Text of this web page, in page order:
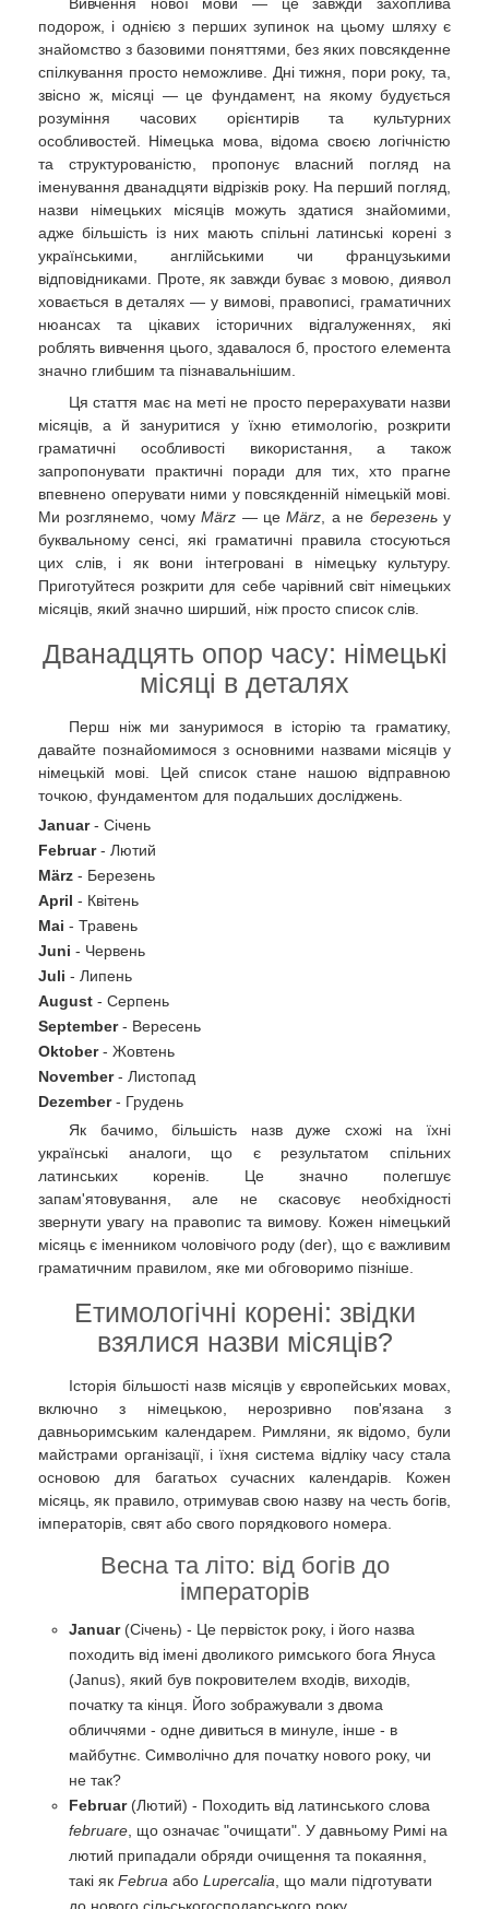
подорож, і однією з перших зупинок на цьому шляху є
знайомство з базовими поняттями, без яких повсякденне
спілкування просто неможливе. Дні тижня, пори року, та,
звісно ж, місяці — це фундамент, на якому будується
розуміння часових орієнтирів та культурних
особливостей. Німецька мова, відома своєю логічністю
та структурованістю, пропонує власний погляд на
іменування дванадцяти відрізків року. На перший погляд,
назви німецьких місяців можуть здатися знайомими,
адже більшість із них мають спільні латинські корені з
українськими, англійськими чи французькими
відповідниками. Проте, як завжди буває з мовою, диявол
ховається в деталях — у вимові, правописі, граматичних
нюансах та цікавих історичних відгалуженнях, які
роблять вивчення цього, здавалося б, простого елемента
значно глибшим та пізнавальнішим.
Ця стаття має на меті не просто перерахувати назви
місяців, а й зануритися у їхню етимологію, розкрити
граматичні особливості використання, а також
запропонувати практичні поради для тих, хто прагне
впевнено оперувати ними у повсякденній німецькій мові.
Ми розглянемо, чомуMärz — цеMärz , а не березеньу
буквальному сенсі, які граматичні правила стосуються
цих слів, і як вони інтегровані в німецьку культуру.
Приготуйтеся розкрити для себе чарівний світ німецьких
місяців, який значно ширший, ніж просто список слів.
Дванадцять опор часу: німецькі
місяці в деталях
Перш ніж ми зануримося в історію та граматику,
давайте познайомимося з основними назвами місяців у
німецькій мові. Цей список стане нашою відправною
точкою, фундаментом для подальших досліджень.
Januar- Січень
Februar- Лютий
März - Березень
April - Квітень
Mai - Травень
Juni - Червень
Juli - Липень
August - Серпень
September- Вересень
Oktober- Жовтень
November- Листопад
Dezember- Грудень
Як бачимо, більшість назв дуже схожі на їхні
українські аналоги, що є результатом спільних
латинських коренів. Це значно полегшує
запам'ятовування, але не скасовує необхідності
звернути увагу на правопис та вимову. Кожен німецький
місяць є іменником чоловічого роду (der), що є важливим
граматичним правилом, яке ми обговоримо пізніше.
Етимологічні корені: звідки
взялися назви місяців?
Історія більшості назв місяців у європейських мовах,
включно з німецькою, нерозривно пов'язана з
давньоримським календарем. Римляни, як відомо, були
майстрами організації, і їхня система відліку часу стала
основою для багатьох сучасних календарів. Кожен
місяць, як правило, отримував свою назву на честь богів,
імператорів, свят або свого порядкового номера.
Весна та літо: від богів до
імператорів
Januar(Січень) - Це первісток року, і його назва
походить від імені дволикого римського бога Януса
(Janus), який був покровителем входів, виходів,
початку та кінця. Його зображували з двома
обличчями - одне дивиться в минуле, інше - в
майбутнє. Символічно для початку нового року, чи
не так?
Februar(Лютий) - Походить від латинського слова
februare , що означає "очищати". У давньому Римі на
лютий припадали обряди очищення та покаяння,
такі як Februa або Lupercalia , що мали підготувати